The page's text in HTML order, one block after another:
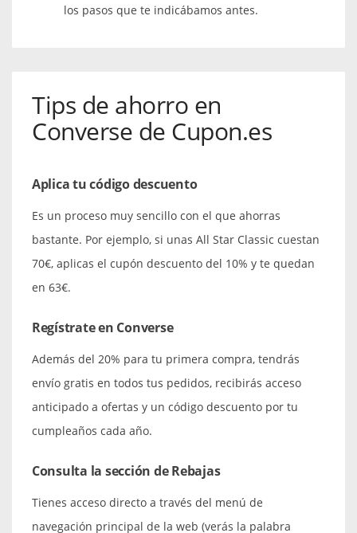
los pasos que te indicábamos antes.
Tips de ahorro en
Converse de Cupon.es
Aplica tu código descuento
Es un proceso muy sencillo con el que ahorras
bastante. Por ejemplo, si unas All Star Classic cuestan
70€, aplicas el cupón descuento del 10% y te quedan
en 63€.
Regístrate en Converse
Además del 20% para tu primera compra, tendrás
envío gratis en todos tus pedidos, recibirás acceso
anticipado a ofertas y un código descuento por tu
cumpleaños cada año.
Consulta la sección de Rebajas
Tienes acceso directo a través del menú de
navegación principal de la web (verás la palabra